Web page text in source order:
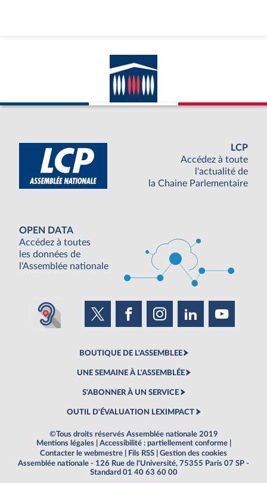
LCP
Accédez à toute
l'actualité de
la Chaine Parlementaire
OPEN DATA
Accédez à toutes
les données de
l'Assemblée nationale
BOUTIQUE DE L'ASSEMBLEE
UNE SEMAINE À L'ASSEMBLÉE
S'ABONNER À UN SERVICE
OUTIL D'ÉVALUATION LEXIMPACT
©Tous droits réservés Assemblée nationale 2019
Mentions légales
Accessibilité : partiellement conforme
Contacter le webmestre
Fils RSS
Gestion des cookies
Assemblée nationale - 126 Rue de l'Université, 75355 Paris 07 SP -
Standard 01 40 63 60 00